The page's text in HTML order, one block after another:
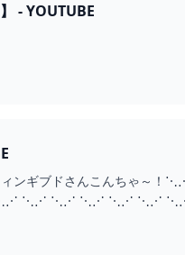
- YOUTUBE
クィンギブドさんこ
⋱⋰ ⋱⋰ ⋱⋰ ⋱⋰ ⋱⋰